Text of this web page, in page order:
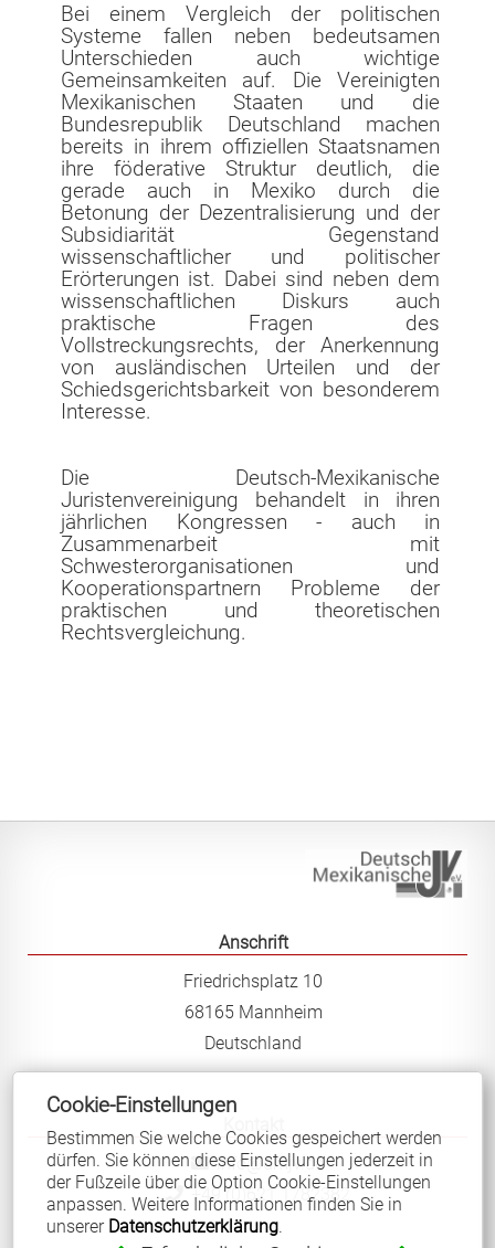
Bei einem Vergleich der politischen
Systeme fallen neben bedeutsamen
Unterschieden auch wichtige
Gemeinsamkeiten auf. Die Vereinigten
Mexikanischen Staaten und die
Bundesrepublik Deutschland machen
bereits in ihrem offiziellen Staatsnamen
ihre föderative Struktur deutlich, die
gerade auch in Mexiko durch die
Betonung der Dezentralisierung und der
Subsidiarität Gegenstand
wissenschaftlicher und politischer
Erörterungen ist. Dabei sind neben dem
wissenschaftlichen Diskurs auch
praktische Fragen des
Vollstreckungsrechts, der Anerkennung
von ausländischen Urteilen und der
Schiedsgerichtsbarkeit von besonderem
Interesse.
Die Deutsch-Mexikanische
Juristenvereinigung behandelt in ihren
jährlichen Kongressen - auch in
Zusammenarbeit mit
Schwesterorganisationen und
Kooperationspartnern Probleme der
praktischen und theoretischen
Rechtsvergleichung.
Anschrift
Friedrichsplatz 10
68165 Mannheim
Deutschland
info@dmjv.de
+49 (0)621 1782382
Cookie-Einstellungen
Bestimmen Sie welche Cookies gespeichert werden
dürfen. Sie können diese Einstellungen jederzeit in
der Fußzeile über die Option Cookie-Einstellungen
anpassen. Weitere Informationen finden Sie in
unserer Datenschutzerklärung.